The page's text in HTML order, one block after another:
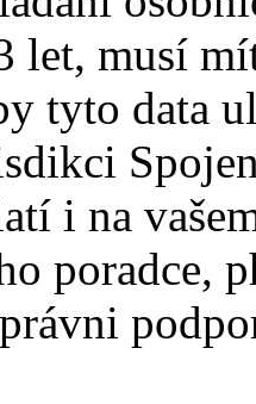
let, musí
tyto data
i na
poradce,